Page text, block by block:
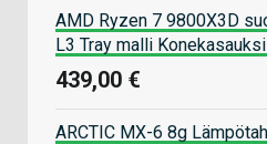
AMD Ryzen 7 9800X3D
L3 Tray malli
439,00 €
ARCTIC MX-6 8g